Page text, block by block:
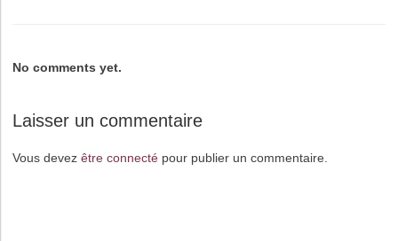
No comments yet.
Laisser un commentaire
Vous devez être connecté pour publier un commentaire.